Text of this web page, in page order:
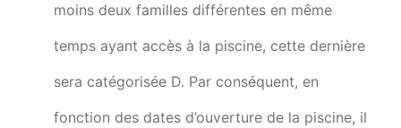
moins deux familles différentes en même
temps ayant accès à la piscine, cette dernière
sera catégorisée D. Par conséquent, en
fonction des dates d’ouverture de la piscine, il